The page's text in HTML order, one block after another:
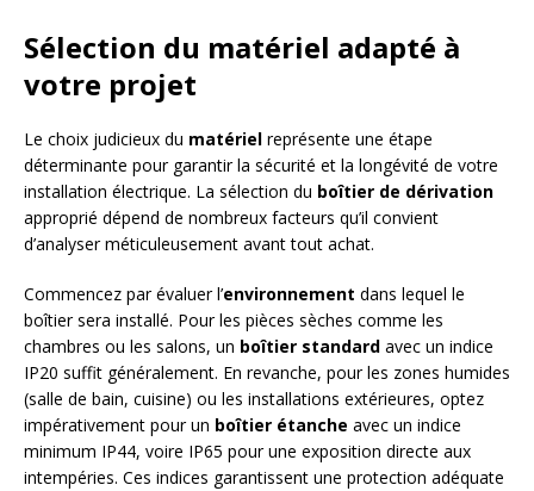
Sélection du matériel adapté à
votre projet
Le choix judicieux du matériel représente une étape
déterminante pour garantir la sécurité et la longévité de votre
installation électrique. La sélection du boîtier de dérivation
approprié dépend de nombreux facteurs qu’il convient
d’analyser méticuleusement avant tout achat.
Commencez par évaluer l’environnement dans lequel le
boîtier sera installé. Pour les pièces sèches comme les
chambres ou les salons, un boîtier standard avec un indice
IP20 suffit généralement. En revanche, pour les zones humides
(salle de bain, cuisine) ou les installations extérieures, optez
impérativement pour un boîtier étanche avec un indice
minimum IP44, voire IP65 pour une exposition directe aux
intempéries. Ces indices garantissent une protection adéquate